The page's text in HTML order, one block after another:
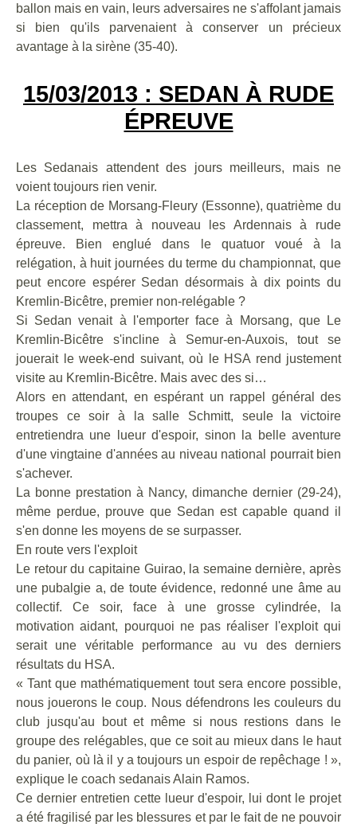
ballon mais en vain, leurs adversaires ne s'affolant jamais
si bien qu'ils parvenaient à conserver un précieux
avantage à la sirène (35-40).
15/03/2013 : SEDAN À RUDE
ÉPREUVE
Les Sedanais attendent des jours meilleurs, mais ne
voient toujours rien venir.
La réception de Morsang-Fleury (Essonne), quatrième du
classement, mettra à nouveau les Ardennais à rude
épreuve. Bien englué dans le quatuor voué à la
relégation, à huit journées du terme du championnat, que
peut encore espérer Sedan désormais à dix points du
Kremlin-Bicêtre, premier non-relégable ?
Si Sedan venait à l'emporter face à Morsang, que Le
Kremlin-Bicêtre s'incline à Semur-en-Auxois, tout se
jouerait le week-end suivant, où le HSA rend justement
visite au Kremlin-Bicêtre. Mais avec des si…
Alors en attendant, en espérant un rappel général des
troupes ce soir à la salle Schmitt, seule la victoire
entretiendra une lueur d'espoir, sinon la belle aventure
d'une vingtaine d'années au niveau national pourrait bien
s'achever.
La bonne prestation à Nancy, dimanche dernier (29-24),
même perdue, prouve que Sedan est capable quand il
s'en donne les moyens de se surpasser.
En route vers l'exploit
Le retour du capitaine Guirao, la semaine dernière, après
une pubalgie a, de toute évidence, redonné une âme au
collectif. Ce soir, face à une grosse cylindrée, la
motivation aidant, pourquoi ne pas réaliser l'exploit qui
serait une véritable performance au vu des derniers
résultats du HSA.
« Tant que mathématiquement tout sera encore possible,
nous jouerons le coup. Nous défendrons les couleurs du
club jusqu'au bout et même si nous restions dans le
groupe des relégables, que ce soit au mieux dans le haut
du panier, où là il y a toujours un espoir de repêchage ! »,
explique le coach sedanais Alain Ramos.
Ce dernier entretien cette lueur d'espoir, lui dont le projet
a été fragilisé par les blessures et par le fait de ne pouvoir